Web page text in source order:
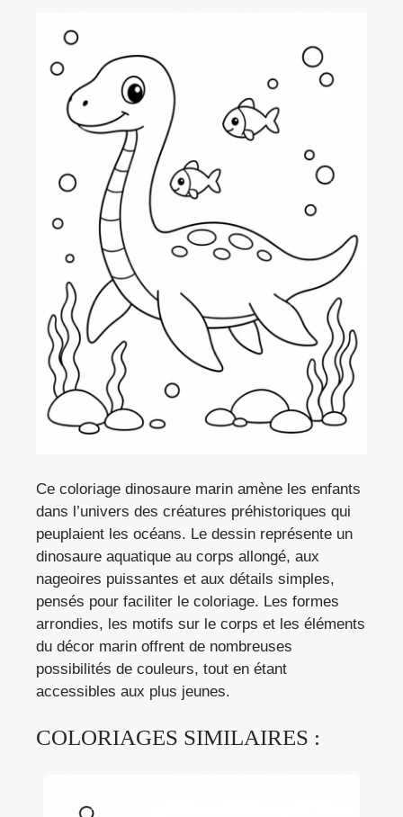
Ce coloriage dinosaure marin amène les enfants
dans l’univers des créatures préhistoriques qui
peuplaient les océans. Le dessin représente un
dinosaure aquatique au corps allongé, aux
nageoires puissantes et aux détails simples,
pensés pour faciliter le coloriage. Les formes
arrondies, les motifs sur le corps et les éléments
du décor marin offrent de nombreuses
possibilités de couleurs, tout en étant
accessibles aux plus jeunes.
COLORIAGES SIMILAIRES :